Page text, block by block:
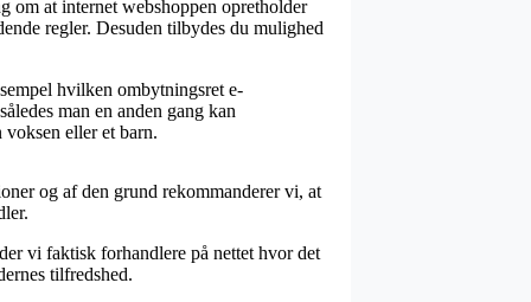
om at internet webshoppen opretholder
regler. Desuden tilbydes du mulighed
hvilken ombytningsret e-
man en anden gang kan
eller et barn.
og af den grund rekommanderer vi, at
vi faktisk forhandlere på nettet hvor det
tilfredshed.